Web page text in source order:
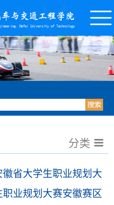
分类
省大学生职业规划大
业规划大赛安徽赛区